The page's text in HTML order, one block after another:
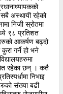
सबै अस्थायी रहेको
निजी स्रोतमा
९८ प्रतिशत
आकर्षण बढ्दो
गर्ने हो भने
रहेका छन् । कतै
निभाइ
संख्या बढी